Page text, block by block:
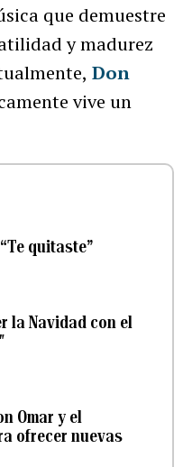
que demuestre
y madurez
Don
vive un
quitaste”
la Navidad con el
Omar y el
ofrecer nuevas